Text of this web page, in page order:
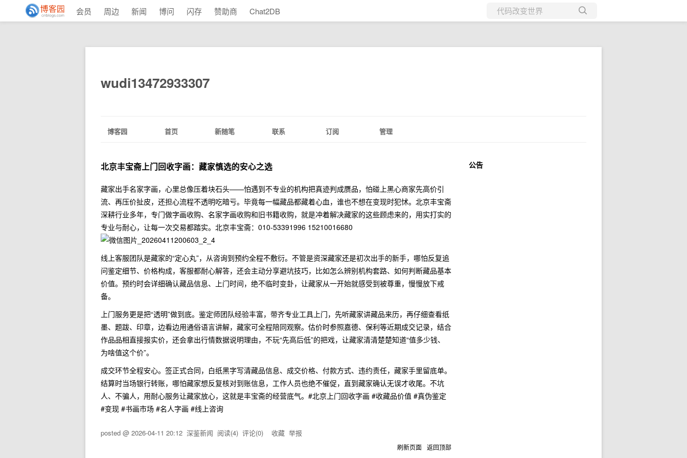
会员 周边 新闻 博问 闪存 赞助商 Chat2DB
当前博客
wudi13472933307
博客园 首页 新随笔 联系 订阅 管理
北京丰宝斋上门回收字画：藏家慎选的安心之选
藏家出手名家字画，心里总像压着块石头——怕遇到不专业的机构把真迹判成赝品，怕碰上黑心商家先高价引
流、再压价扯皮，还担心流程不透明吃暗亏。毕竟每一幅藏品都藏着心血，谁也不想在变现时犯怵。北京丰宝斋
深耕行业多年，专门做字画收购、名家字画收购和旧书籍收购，就是冲着解决藏家的这些顾虑来的，用实打实的
专业与耐心，让每一次交易都踏实。北京丰宝斋：010-53391996 15210016680
线上客服团队是藏家的“定心丸”，从咨询到预约全程不敷衍。不管是资深藏家还是初次出手的新手，哪怕反复追
问鉴定细节、价格构成，客服都耐心解答，还会主动分享避坑技巧，比如怎么辨别机构套路、如何判断藏品基本
价值。预约时会详细确认藏品信息、上门时间，绝不临时变卦，让藏家从一开始就感受到被尊重，慢慢放下戒
备。
上门服务更是把“透明”做到底。鉴定师团队经验丰富，带齐专业工具上门，先听藏家讲藏品来历，再仔细查看纸
墨、题跋、印章，边看边用通俗语言讲解，藏家可全程陪同观察。估价时参照嘉德、保利等近期成交记录，结合
作品品相直接报实价，还会拿出行情数据说明理由，不玩“先高后低”的把戏，让藏家清清楚楚知道“值多少钱、
为啥值这个价”。
成交环节全程安心。签正式合同，白纸黑字写清藏品信息、成交价格、付款方式、违约责任，藏家手里留底单。
结算时当场银行转账，哪怕藏家想反复核对到账信息，工作人员也绝不催促，直到藏家确认无误才收尾。不坑
人、不骗人，用耐心服务让藏家放心，这就是丰宝斋的经营底气。#北京上门回收字画 #收藏品价值 #真伪鉴定
#变现 #书画市场 #名人字画 #线上咨询
posted @ 2026-04-11 20:12 深鉴新闻 阅读(4) 评论(0) 收藏 举报
刷新页面 返回顶部
公告